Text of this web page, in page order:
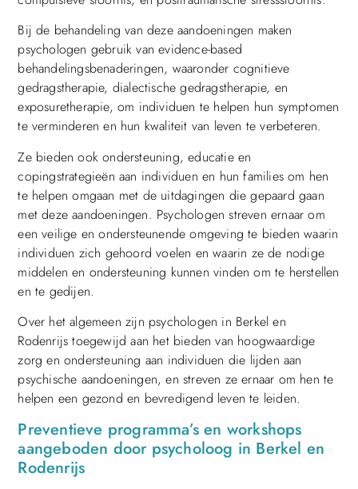
Bij de behandeling van deze aandoeningen maken
psychologen gebruik van evidence-based
behandelingsbenaderingen, waaronder cognitieve
gedragstherapie, dialectische gedragstherapie, en
exposuretherapie, om individuen te helpen hun symptomen
te verminderen en hun kwaliteit van leven te verbeteren.
Ze bieden ook ondersteuning, educatie en
copingstrategieën aan individuen en hun families om hen
te helpen omgaan met de uitdagingen die gepaard gaan
met deze aandoeningen. Psychologen streven ernaar om
een veilige en ondersteunende omgeving te bieden waarin
individuen zich gehoord voelen en waarin ze de nodige
middelen en ondersteuning kunnen vinden om te herstellen
en te gedijen.
Over het algemeen zijn psychologen in Berkel en
Rodenrijs toegewijd aan het bieden van hoogwaardige
zorg en ondersteuning aan individuen die lijden aan
psychische aandoeningen, en streven ze ernaar om hen te
helpen een gezond en bevredigend leven te leiden.
Preventieve programma’s en workshops
aangeboden door psycholoog in Berkel en
Rodenrijs